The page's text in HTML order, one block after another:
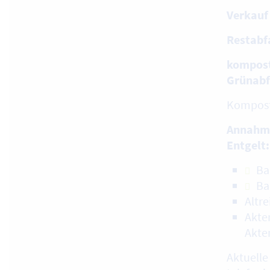
Entgelt: